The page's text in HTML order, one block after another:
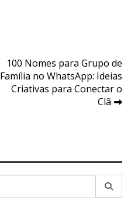
100 Nomes para Grupo de
Família no WhatsApp: Ideias
Criativas para Conectar o
Clã